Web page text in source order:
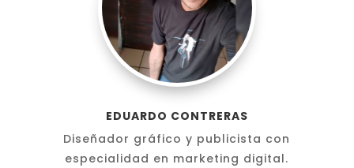
EDUARDO CONTRERAS
Diseñador gráfico y publicista con
especialidad en marketing digital.